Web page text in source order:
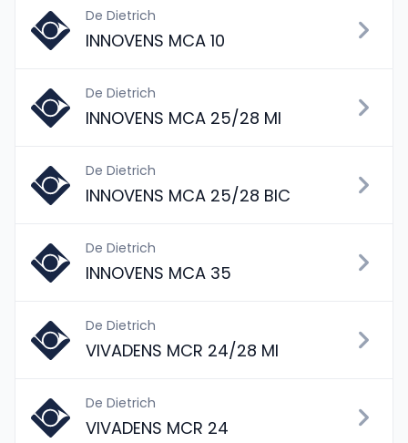
De Dietrich
INNOVENS MCA 10
De Dietrich
INNOVENS MCA 25/28 MI
De Dietrich
INNOVENS MCA 25/28 BIC
De Dietrich
INNOVENS MCA 35
De Dietrich
VIVADENS MCR 24/28 MI
De Dietrich
VIVADENS MCR 24